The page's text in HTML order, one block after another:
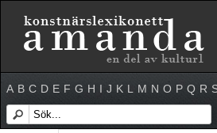
A B C D E F G H I J K L M N O P Q R